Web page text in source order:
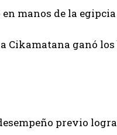
manos de la
Cikamatana ganó
previo